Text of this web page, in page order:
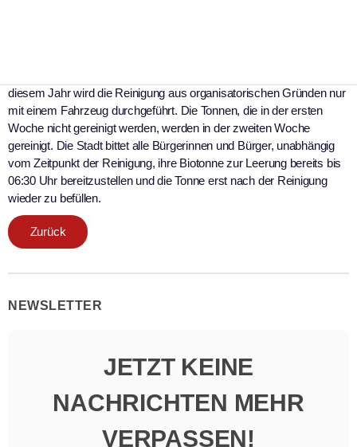
diesem Jahr wird die Reinigung aus organisatorischen Gründen nur
mit einem Fahrzeug durchgeführt. Die Tonnen, die in der ersten
Woche nicht gereinigt werden, werden in der zweiten Woche
gereinigt. Die Stadt bittet alle Bürgerinnen und Bürger, unabhängig
vom Zeitpunkt der Reinigung, ihre Biotonne zur Leerung bereits bis
06:30 Uhr bereitzustellen und die Tonne erst nach der Reinigung
wieder zu befüllen.
Zurück
NEWSLETTER
JETZT KEINE
NACHRICHTEN MEHR
VERPASSEN!